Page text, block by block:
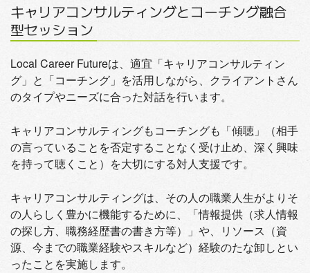
キャリアコンサルティングとコーチング融合
型セッション
Local Career Futureは、適宜「キャリアコンサルティン
グ」と「コーチング」を活用しながら、クライアントさん
のタイプやニーズに合った対話を行います。
キャリアコンサルティングもコーチングも「傾聴」（相手
の言っていることを否定することなく受け止め、深く興味
を持って聴くこと）を大切にする対人支援です。
キャリアコンサルティングは、その人の職業人生がよりそ
の人らしく豊かに機能するために、「情報提供（求人情報
の探し方、職務経歴書の書き方等）」や、リソース（資
源、今までの職業経験やスキルなど）経験のたな卸しとい
ったことを実施します。